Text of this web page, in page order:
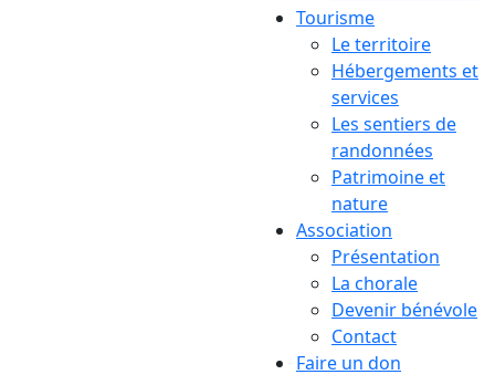
Tourisme
Le territoire
Hébergements et
services
Les sentiers de
randonnées
Patrimoine et
nature
Association
Présentation
La chorale
Devenir bénévole
Contact
Faire un don